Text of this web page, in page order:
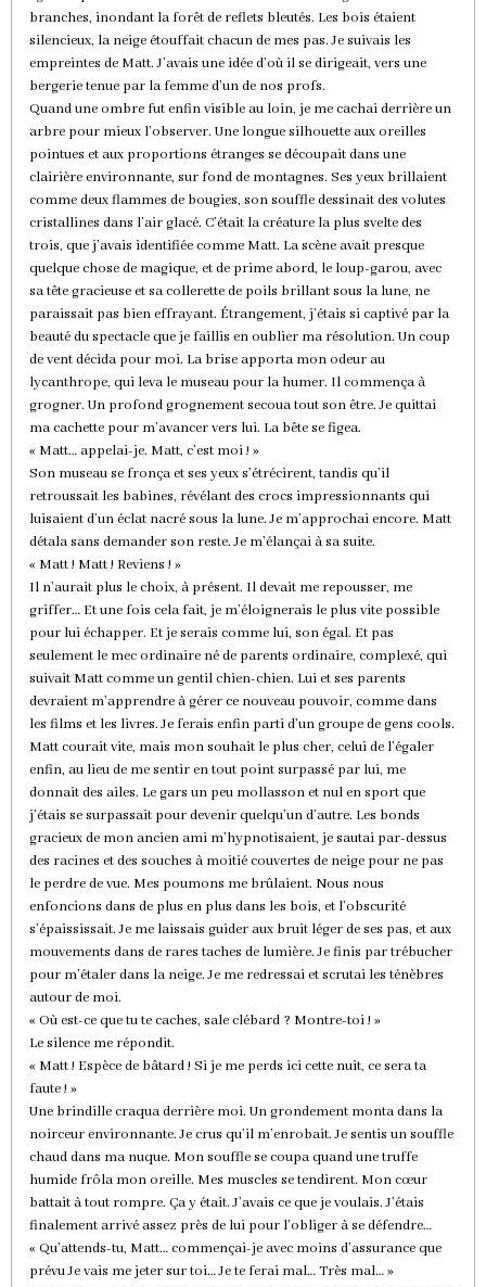
branches, inondant la forêt de reflets bleutés. Les bois étaient
silencieux, la neige étouffait chacun de mes pas. Je suivais les
empreintes de Matt. J’avais une idée d’où il se dirigeait, vers une
bergerie tenue par la femme d’un de nos profs.
Quand une ombre fut enfin visible au loin, je me cachai derrière un
arbre pour mieux l’observer. Une longue silhouette aux oreilles
pointues et aux proportions étranges se découpait dans une
clairière environnante, sur fond de montagnes. Ses yeux brillaient
comme deux flammes de bougies, son souffle dessinait des volutes
cristallines dans l’air glacé. C’était la créature la plus svelte des
trois, que j’avais identifiée comme Matt. La scène avait presque
quelque chose de magique, et de prime abord, le loup-garou, avec
sa tête gracieuse et sa collerette de poils brillant sous la lune, ne
paraissait pas bien effrayant. Étrangement, j’étais si captivé par la
beauté du spectacle que je faillis en oublier ma résolution. Un coup
de vent décida pour moi. La brise apporta mon odeur au
lycanthrope, qui leva le museau pour la humer. Il commença à
grogner. Un profond grognement secoua tout son être. Je quittai
ma cachette pour m’avancer vers lui. La bête se figea.
« Matt… appelai-je. Matt, c’est moi ! »
Son museau se fronça et ses yeux s’étrécirent, tandis qu’il
retroussait les babines, révélant des crocs impressionnants qui
luisaient d’un éclat nacré sous la lune. Je m’approchai encore. Matt
détala sans demander son reste. Je m’élançai à sa suite.
« Matt ! Matt ! Reviens ! »
Il n’aurait plus le choix, à présent. Il devait me repousser, me
griffer… Et une fois cela fait, je m’éloignerais le plus vite possible
pour lui échapper. Et je serais comme lui, son égal. Et pas
seulement le mec ordinaire né de parents ordinaire, complexé, qui
suivait Matt comme un gentil chien-chien. Lui et ses parents
devraient m’apprendre à gérer ce nouveau pouvoir, comme dans
les films et les livres. Je ferais enfin parti d’un groupe de gens cools.
Matt courait vite, mais mon souhait le plus cher, celui de l’égaler
enfin, au lieu de me sentir en tout point surpassé par lui, me
donnait des ailes. Le gars un peu mollasson et nul en sport que
j’étais se surpassait pour devenir quelqu’un d’autre. Les bonds
gracieux de mon ancien ami m’hypnotisaient, je sautai par-dessus
des racines et des souches à moitié couvertes de neige pour ne pas
le perdre de vue. Mes poumons me brûlaient. Nous nous
enfoncions dans de plus en plus dans les bois, et l’obscurité
s’épaississait. Je me laissais guider aux bruit léger de ses pas, et aux
mouvements dans de rares taches de lumière. Je finis par trébucher
pour m’étaler dans la neige. Je me redressai et scrutai les ténèbres
autour de moi.
« Où est-ce que tu te caches, sale clébard ? Montre-toi ! »
Le silence me répondit.
« Matt ! Espèce de bâtard ! Si je me perds ici cette nuit, ce sera ta
faute ! »
Une brindille craqua derrière moi. Un grondement monta dans la
noirceur environnante. Je crus qu’il m’enrobait. Je sentis un souffle
chaud dans ma nuque. Mon souffle se coupa quand une truffe
humide frôla mon oreille. Mes muscles se tendirent. Mon cœur
battait à tout rompre. Ça y était. J’avais ce que je voulais. J’étais
finalement arrivé assez près de lui pour l’obliger à se défendre…
« Qu’attends-tu, Matt… commençai-je avec moins d’assurance que
prévu Je vais me jeter sur toi… Je te ferai mal… Très mal… »